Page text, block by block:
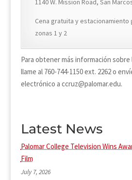
1140 W. Mission Road, San
Cena gratuita y estacionamiento
zonas 1 y 2
Para obtener más información sobre
llame al 760-744-1150 ext. 2262 o
electrónico a ccruz@palomar.edu.
Latest News
Palomar College Television Wins
Film
July 7, 2026